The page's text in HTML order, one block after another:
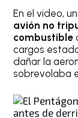
En el video,
avión no
combustible
cargos
dañar la
sobrevolaba